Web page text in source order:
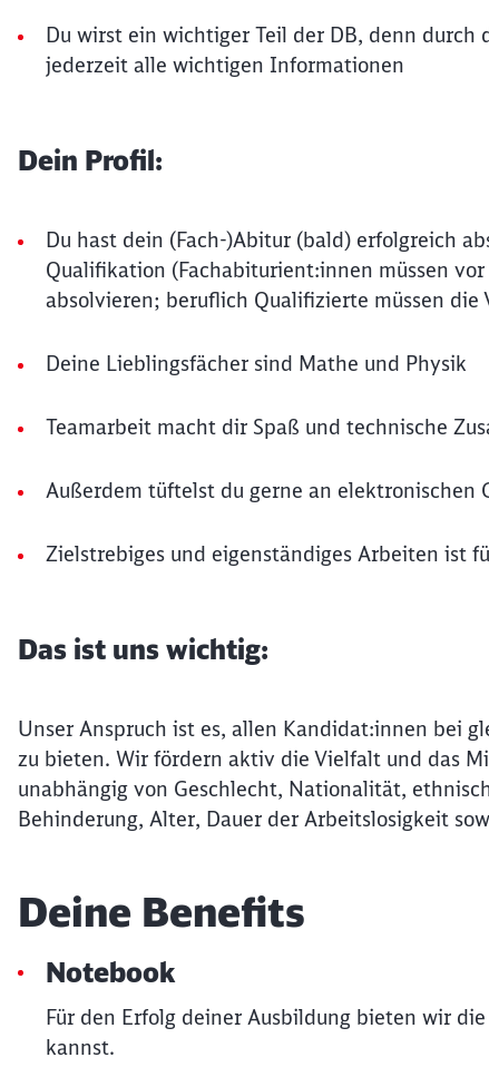
Du wirst ein wichtiger Teil der DB, denn
jederzeit alle wichtigen Informationen
Dein Profil:
Du hast dein (Fach-)Abitur (bald) erfolgreich
Qualifikation (Fachabiturient:innen müssen
absolvieren; beruflich Qualifizierte müssen
Deine Lieblingsfächer sind Mathe und Physik
Teamarbeit macht dir Spaß und technische
Außerdem tüftelst du gerne an elektronischen
Zielstrebiges und eigenständiges Arbeiten ist
Das ist uns wichtig:
Unser Anspruch ist es, allen Kandidat:innen bei
zu bieten. Wir fördern aktiv die Vielfalt und das
unabhängig von Geschlecht, Nationalität,
Behinderung, Alter, Dauer der Arbeitslosigkeit
Deine Benefits
Notebook
Für den Erfolg deiner Ausbildung bieten wir
kannst.